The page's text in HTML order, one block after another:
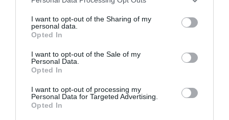
I want to opt-out of the Sharing of my
personal data.
Opted In
I want to opt-out of the Sale of my
Personal Data.
Opted In
I want to opt-out of processing my
Personal Data for Targeted Advertising.
Opted In
ROI
Audio
Alarm
Temperatura
-30 ~ 60°